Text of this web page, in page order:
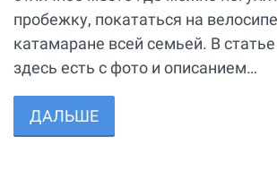
пробежку, покататься на
катамаране всей семьей. В
здесь есть с фото и описанием…
ДАЛЬШЕ